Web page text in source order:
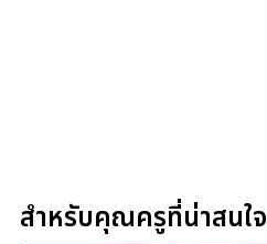
สำหรับคุณครูที่น่าสนใจ